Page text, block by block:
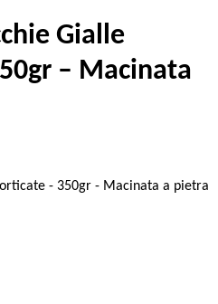
Gialle
– Macinata
- 350gr - Macinata a pietra